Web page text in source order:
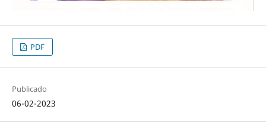
PDF
Publicado
06-02-2023